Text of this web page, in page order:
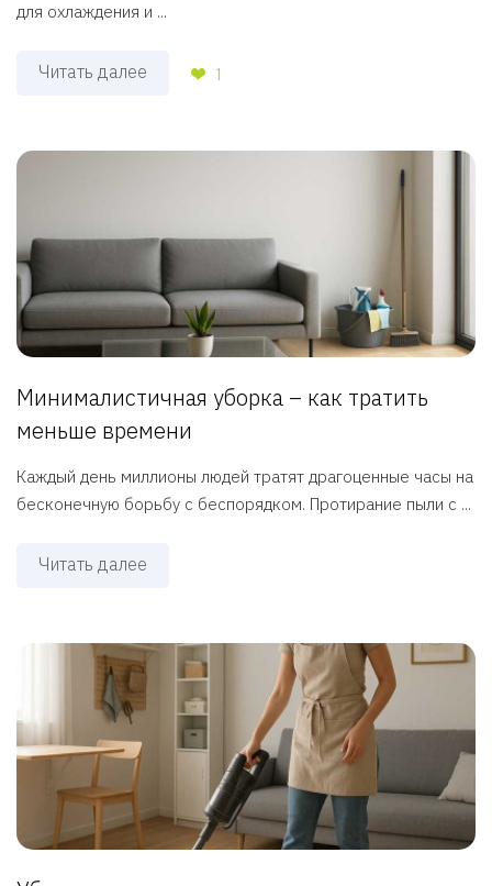
для охлаждения и ...
Читать далее 1
Минималистичная уборка – как тратить
меньше времени
Каждый день миллионы людей тратят драгоценные часы на
бесконечную борьбу с беспорядком. Протирание пыли с ...
Читать далее